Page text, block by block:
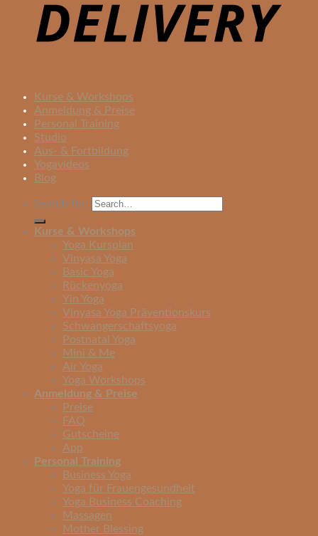
Kurse & Workshops
Anmeldung & Preise
Personal Training
Studio
Aus- & Fortbildung
Yogavideos
Blog
Search for:
Kurse & Workshops
Yoga Kursplan
Vinyasa Yoga
Basic Yoga
Rückenyoga
Yin Yoga
Vinyasa Yoga Präventionskurs
Schwangerschaftsyoga
Postnatal Yoga
Mini & Me
Air Yoga
Yoga Workshops
Anmeldung & Preise
Preise
FAQ
Gutscheine
App
Personal Training
Business Yoga
Yoga für Frauengesundheit
Yoga Business Coaching
Massagen
Mother Blessing